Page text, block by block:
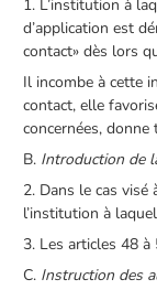
1. L’institution à
d’application est
contact» dès lors
Il incombe à cette
contact, elle
concernées,
B. Introduction de
2. Dans le cas visé
l’institution à
3. Les articles 48 à
C. Instruction des